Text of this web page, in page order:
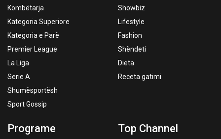
Kombëtarja
Kategoria Superiore
Kategoria e Parë
Premier League
La Liga
Serie A
Shumësportësh
Sport Gossip
Showbiz
Lifestyle
Fashion
Shëndeti
Dieta
Receta gatimi
Programe Top Channel